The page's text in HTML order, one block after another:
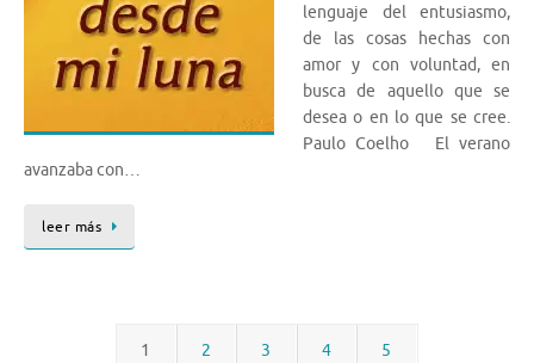
lenguaje del entusiasmo,
de las cosas hechas con
amor y con voluntad, en
busca de aquello que se
desea o en lo que se cree.
Paulo Coelho El verano
avanzaba con…
leer más
1 2 3 4 5